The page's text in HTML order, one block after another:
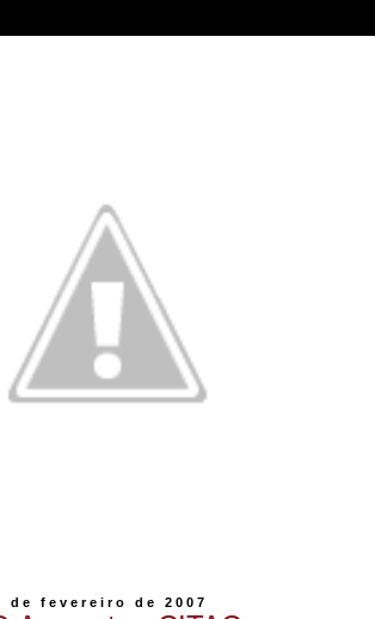
fevereiro de 2007